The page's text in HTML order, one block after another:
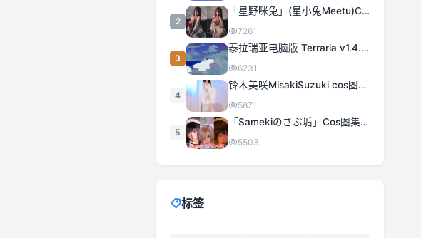
2
「星野咪兔」(星小兔Meetu)COS图集全部作品合集 [持续更新]
7261
3
泰拉瑞亚电脑版 Terraria v1.4.5.3 豪华中文 | 全DLC|解压即撸
6231
4
铃木美咲MisakiSuzuki cos图集合集打包下载 363套日系治愈女神精选
5871
5
「Samekiのさぶ垢」Cos图集全部作品作品合集[持续更新] 甜美与性感的完美融合
5503
标签